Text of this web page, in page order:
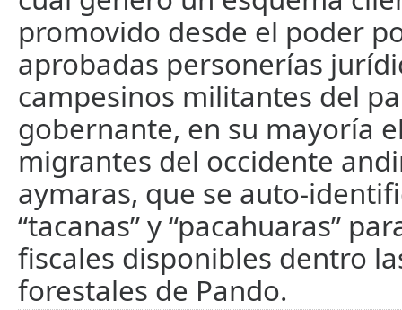
promovido desde el poder
aprobadas personerías
campesinos militantes del
gobernante, en su mayoría
migrantes del occidente
aymaras, que se auto-
“tacanas” y “pacahuaras”
fiscales disponibles dentro
forestales de Pando.